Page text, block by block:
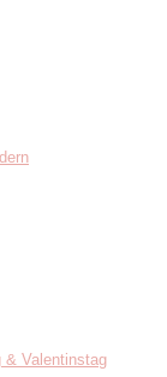
& Valentinstag